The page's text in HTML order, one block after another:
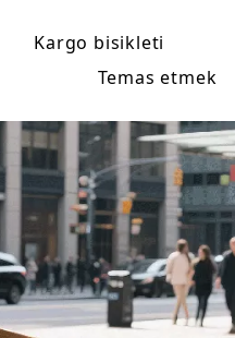
Kargo bisikleti
Temas etmek